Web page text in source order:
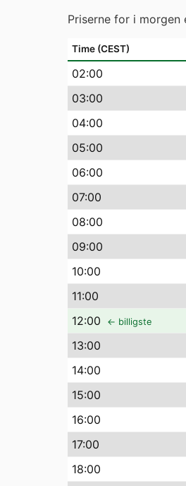
Priserne for i
Time (CEST)
02:00
03:00
04:00
05:00
06:00
07:00
08:00
09:00
10:00
11:00
12:00 ← billigste
13:00
14:00
15:00
16:00
17:00
18:00